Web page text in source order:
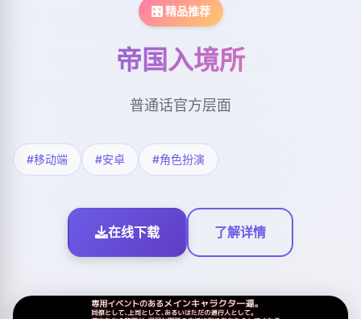
🎛️ 精品推荐
帝国入境所
普通话官方层面
#移动端 #安卓 #角色扮演
在线下载 了解详情